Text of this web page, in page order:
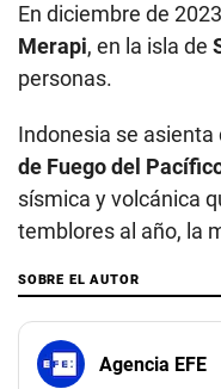
En diciembre de
Merapi, en la isla de
personas.
Indonesia se
de Fuego del
sísmica y volcánica
temblores al año, la
SOBRE EL AUTOR
Agencia EFE